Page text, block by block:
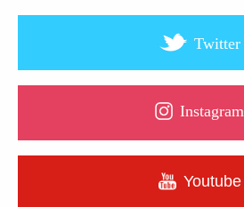
Twitter
Instagram
Youtube